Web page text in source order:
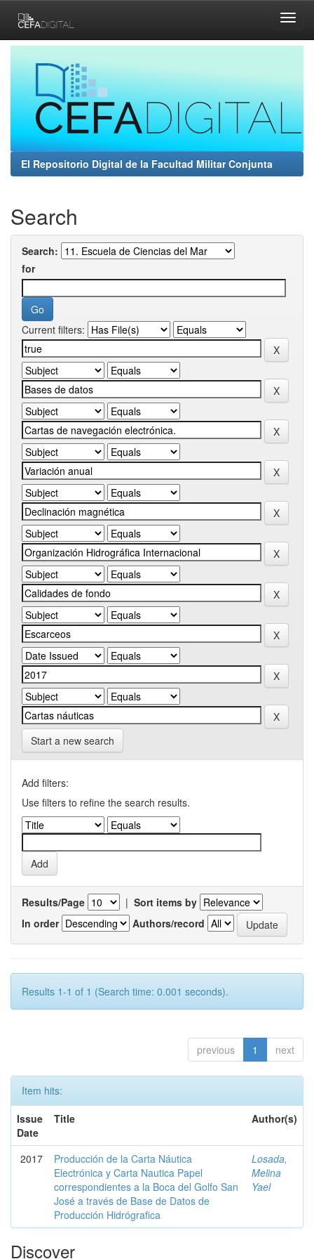
navigation
El Repositorio Digital de la Facultad Militar Conjunta
Search
Search:
for
Current filters:
Start a new search
Add filters:
Use filters to refine the search results.
Results/Page | Sort items by
In order
Authors/record
Results 1-1 of 1 (Search time: 0.001 seconds).
previous 1 next
Item hits:
Issue
Date
Title Author(s)
2017
Producción de la Carta Náutica
Electrónica y Carta Nautica Papel
correspondientes a la Boca del Golfo San
José a través de Base de Datos de
Producción Hidrógrafica
Losada,
Melina
Yael
Discover